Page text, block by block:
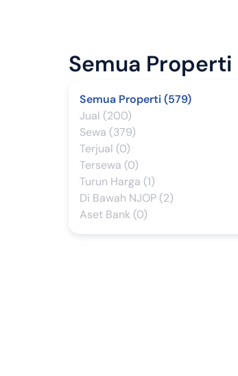
Semua Properti
Semua Properti (579)
Jual (200)
Sewa (379)
Terjual (0)
Tersewa (0)
Turun Harga (1)
Di Bawah NJOP (2)
Aset Bank (0)